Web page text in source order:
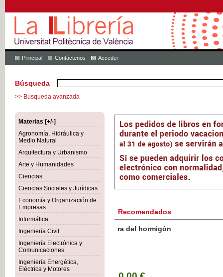
Principal Contáctenos Acceder
Búsqueda
>> Búsqueda avanzada
Materias [+/-]
Agronomía, Hidráulica y
Medio Natural
Arquitectura y Urbanismo
Arte y Humanidades
Ciencias
Ciencias Sociales y Jurídicas
Economía y Organización de
Empresas
Informática
Ingeniería Civil
Ingeniería Electrónica y
Comunicaciones
Ingeniería Energética,
Eléctrica y Motores
Recomendados
Botánica Agroalimentaria